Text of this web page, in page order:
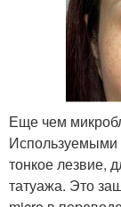
Еще чем
Используемыми
тонкое лезвие,
татуажа. Это